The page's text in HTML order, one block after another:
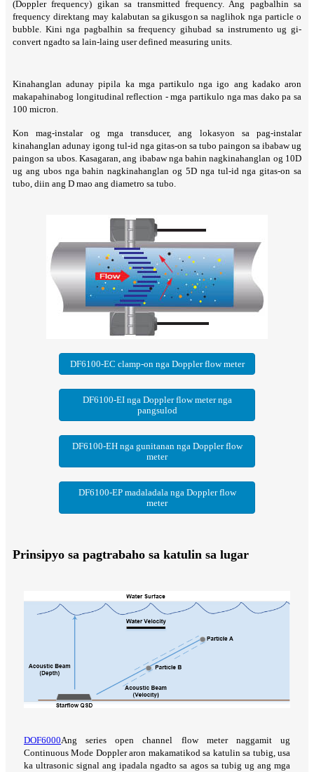
(Doppler frequency) gikan sa transmitted frequency. Ang pagbalhin sa
frequency direktang may kalabutan sa gikusgon sa naglihok nga particle o
bubble. Kini nga pagbalhin sa frequency gihubad sa instrumento ug gi-
convert ngadto sa lain-laing user defined measuring units.
Kinahanglan adunay pipila ka mga partikulo nga igo ang kadako aron
makapahinabog longitudinal reflection - mga partikulo nga mas dako pa sa
100 micron.
Kon mag-instalar og mga transducer, ang lokasyon sa pag-instalar
kinahanglan adunay igong tul-id nga gitas-on sa tubo paingon sa ibabaw ug
paingon sa ubos. Kasagaran, ang ibabaw nga bahin nagkinahanglan og 10D
ug ang ubos nga bahin nagkinahanglan og 5D nga tul-id nga gitas-on sa
tubo, diin ang D mao ang diametro sa tubo.
DF6100-EC clamp-on nga Doppler flow meter
DF6100-EI nga Doppler flow meter nga
pangsulod
DF6100-EH nga gunitanan nga Doppler flow
meter
DF6100-EP madaladala nga Doppler flow
meter
Prinsipyo sa pagtrabaho sa katulin sa lugar
DOF6000Ang series open channel flow meter naggamit ug
Continuous Mode Doppler aron makamatikod sa katulin sa tubig, usa
ka ultrasonic signal ang ipadala ngadto sa agos sa tubig ug ang mga